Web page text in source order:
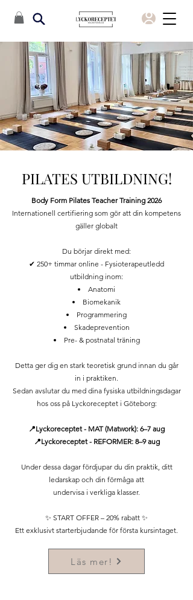
PILATES UTBILDNING!
Body Form Pilates Teacher Training 2026
Internationell certifiering som gör att din kompetens
gäller globalt
Du börjar direkt med:
✔ 250+ timmar online - Fysioterapeutledd
utbildning inom:
Anatomi
Biomekanik
Programmering
Skadeprevention
Pre- & postnatal träning
Detta ger dig en stark teoretisk grund innan du går
in i praktiken.
Sedan avslutar du med dina fysiska utbildningsdagar
hos oss på Lyckoreceptet i Göteborg:
📍Lyckoreceptet - MAT (Matwork): 6–7 aug
📍Lyckoreceptet - REFORMER: 8–9 aug
Under dessa dagar fördjupar du din praktik, ditt
ledarskap och din förmåga att
undervisa i verkliga klasser.
✨ START OFFER – 20% rabatt ✨
Ett exklusivt starterbjudande för första kursintaget.
Läs mer!